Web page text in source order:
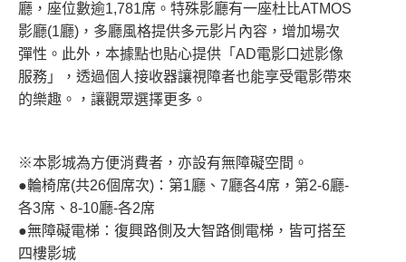
廳，座位數逾1,781席。特殊影廳有一座杜比ATMOS
影廳(1廳)，多廳風格提供多元影片內容，增加場次
彈性。此外，本據點也貼心提供「AD電影口述影像
服務」，透過個人接收器讓視障者也能享受電影帶來
的樂趣。，讓觀眾選擇更多。
※本影城為方便消費者，亦設有無障礙空間。
●輪椅席(共26個席次)：第1廳、7廳各4席，第2-6廳-
各3席、8-10廳-各2席
●無障礙電梯：復興路側及大智路側電梯，皆可搭至
四樓影城